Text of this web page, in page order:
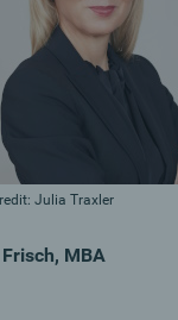
Julia Traxler
MBA